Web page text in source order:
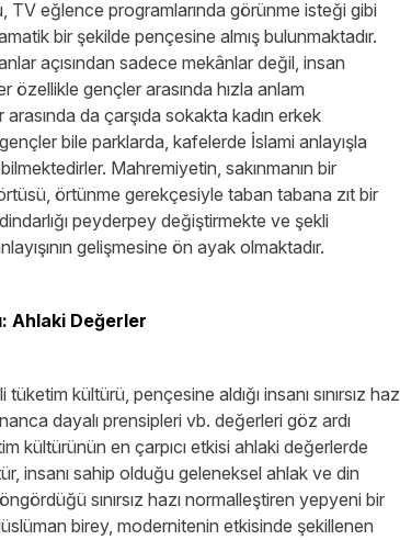
eğlence programlarında görünme isteği gibi
bir şekilde pençesine almış bulunmaktadır.
açısından sadece mekânlar değil, insan
gençler arasında hızla anlam
da çarşıda sokakta kadın erkek
bile parklarda, kafelerde İslami anlayışla
Mahremiyetin, sakınmanın bir
örtünme gerekçesiyle taban tabana zıt bir
peyderpey değiştirmekte ve şekli
gelişmesine ön ayak olmaktadır.
Ahlaki Değerler
kültürü, pençesine aldığı insanı sınırsız haz
dayalı prensipleri vb. değerleri göz ardı
kültürünün en çarpıcı etkisi ahlaki değerlerde
insanı sahip olduğu geleneksel ahlak ve din
sınırsız hazı normalleştiren yepyeni bir
birey, modernitenin etkisinde şekillenen